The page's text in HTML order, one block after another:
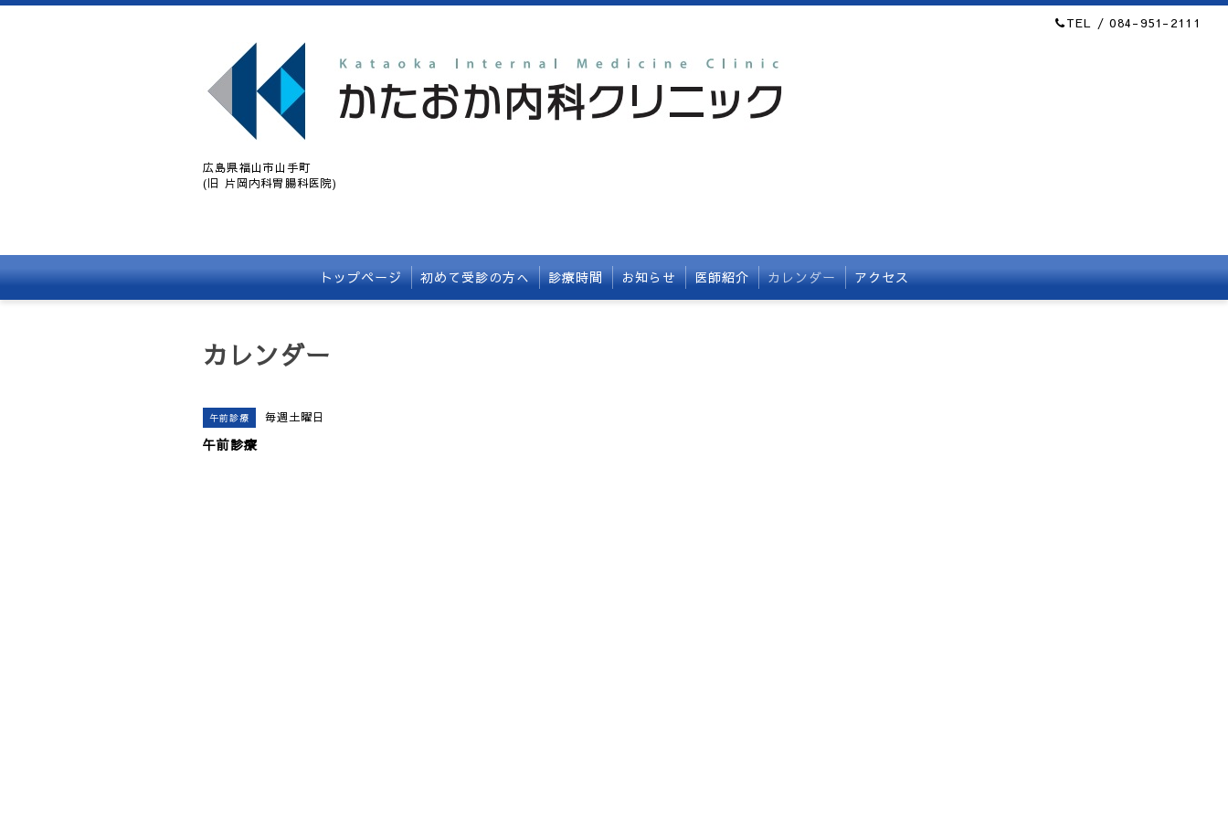
TEL / 084-951-2111
広島県福山市山手町
(旧 片岡内科胃腸科医院)
トップページ 初めて受診の方へ 診療時間 お知らせ 医師紹介 カレンダー アクセス
カレンダー
午前診療 毎週土曜日
午前診療